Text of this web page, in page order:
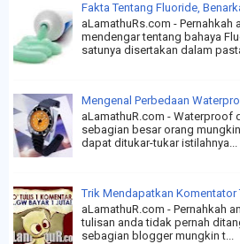
Fakta Tentang Fluoride,
aLamathuRs.com - Pernahkah
mendengar tentang bahaya
satunya disertakan dalam
Mengenal Perbedaan
aLamathuR.com - Waterproof
sebagian besar orang
dapat ditukar-tukar istilahnya...
Trik Mendapatkan Komentator
aLamathuR.com - Pernahkah
tulisan anda tidak pernah
sebagian blogger mungkin t...